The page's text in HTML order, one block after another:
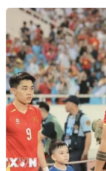
TIN LIÊN QUAN